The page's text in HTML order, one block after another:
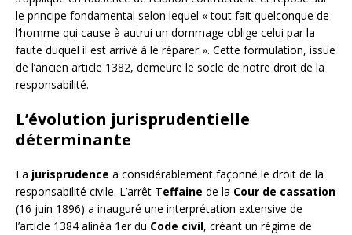
le principe fondamental selon lequel « tout fait quelconque de
l’homme qui cause à autrui un dommage oblige celui par la
faute duquel il est arrivé à le réparer ». Cette formulation, issue
de l’ancien article 1382, demeure le socle de notre droit de la
responsabilité.
L’évolution jurisprudentielle
déterminante
La jurisprudence a considérablement façonné le droit de la
responsabilité civile. L’arrêt Teffaine de la Cour de cassation
(16 juin 1896) a inauguré une interprétation extensive de
l’article 1384 alinéa 1er du Code civil, créant un régime de